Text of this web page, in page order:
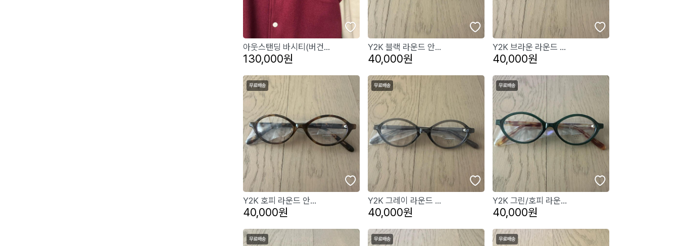
아웃스탠딩 바시티(버건...
130,000원
Y2K 블랙 라운드 안...
40,000원
Y2K 브라운 라운드 ...
40,000원
Y2K 호피 라운드 안...
40,000원
Y2K 그레이 라운드 ...
40,000원
Y2K 그린/호피 라운...
40,000원